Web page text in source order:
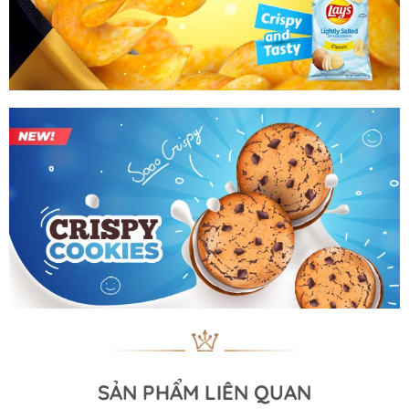
SẢN PHẨM LIÊN QUAN